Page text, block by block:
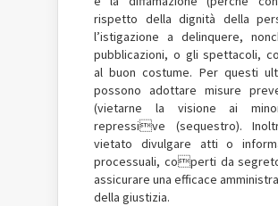
rispetto della dignità della
l’istigazione a delinquere,
pubblicazioni, o gli spettacoli,
al buon costume. Per questi
possono adottare misure
(vietarne la visione ai
repressive (sequestro).
vietato divulgare atti o
processuali, coperti da
assicurare una efficace
della giustizia.